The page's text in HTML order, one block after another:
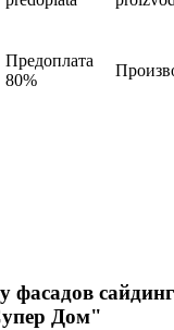
Предоплата
80%
фасадов
Дом"